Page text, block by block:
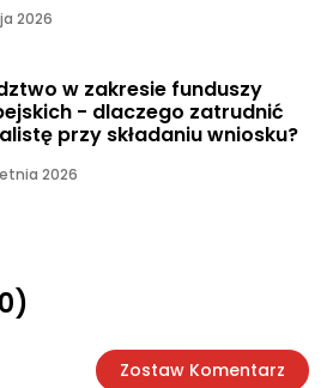
2026
w zakresie funduszy
- dlaczego zatrudnić
przy składaniu wniosku?
2026
Zostaw Komentarz